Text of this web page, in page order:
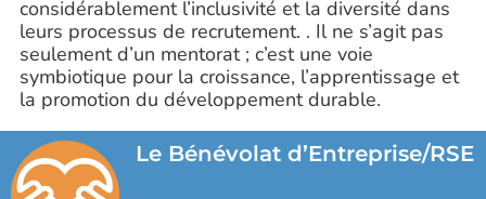
considérablement l’inclusivité et la diversité dans
leurs processus de recrutement. . Il ne s’agit pas
seulement d’un mentorat ; c’est une voie
symbiotique pour la croissance, l’apprentissage et
la promotion du développement durable.
Le Bénévolat d’Entreprise/RSE